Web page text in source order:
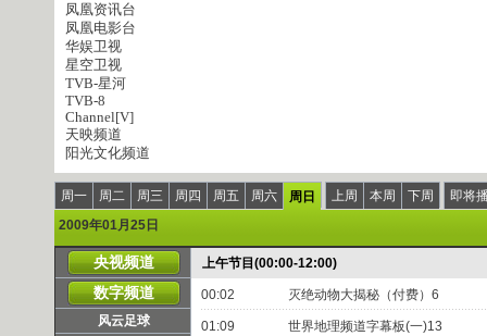
凤凰资讯台
凤凰电影台
华娱卫视
星空卫视
TVB-星河
TVB-8
Channel[V]
天映频道
阳光文化频道
周一 周二 周三 周四 周五 周六 周日 上周 本周 下周
即将
2009年01月25日
央视频道
数字频道
风云足球
上午节目(00:00-12:00)
00:02 灭绝动物大揭秘（付费）6
01:09 世界地理频道字幕板(一)13